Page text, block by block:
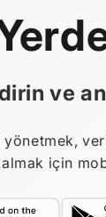
ve
yönetmek,
için